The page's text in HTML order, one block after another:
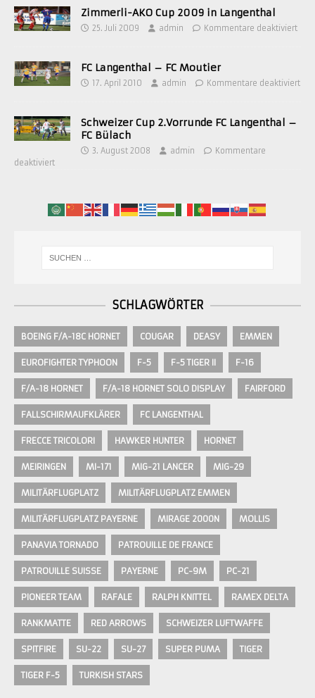
Zimmerli-AKO Cup 2009 in Langenthal
25. Juli 2009 admin Kommentare deaktiviert
FC Langenthal – FC Moutier
17. April 2010 admin Kommentare deaktiviert
Schweizer Cup 2.Vorrunde FC Langenthal –
FC Bülach
3. August 2008 admin
Kommentare
deaktiviert
SCHLAGWÖRTER
BOEING F/A-18C HORNET COUGAR DEASY EMMEN
EUROFIGHTER TYPHOON F-5 F-5 TIGER II F-16
F/A-18 HORNET F/A-18 HORNET SOLO DISPLAY FAIRFORD
FALLSCHIRMAUFKLÄRER FC LANGENTHAL
FRECCE TRICOLORI HAWKER HUNTER HORNET
MEIRINGEN MI-171 MIG-21 LANCER MIG-29
MILITÄRFLUGPLATZ MILITÄRFLUGPLATZ EMMEN
MILITÄRFLUGPLATZ PAYERNE MIRAGE 2000N MOLLIS
PANAVIA TORNADO PATROUILLE DE FRANCE
PATROUILLE SUISSE PAYERNE PC-9M PC-21
PIONEER TEAM RAFALE RALPH KNITTEL RAMEX DELTA
RANKMATTE RED ARROWS SCHWEIZER LUFTWAFFE
SPITFIRE SU-22 SU-27 SUPER PUMA TIGER
TIGER F-5 TURKISH STARS